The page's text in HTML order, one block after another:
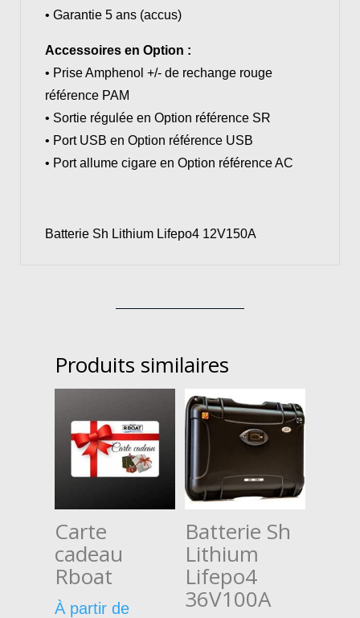
• Garantie 5 ans (accus)
Accessoires en Option :
• Prise Amphenol +/- de rechange rouge
référence PAM
• Sortie régulée en Option référence SR
• Port USB en Option référence USB
• Port allume cigare en Option référence AC
Batterie Sh Lithium Lifepo4 12V150A
Produits similaires
Carte
cadeau
Rboat
À partir de
Batterie Sh
Lithium
Lifepo4
36V100A